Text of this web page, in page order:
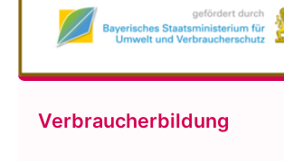
Verbraucherbildung